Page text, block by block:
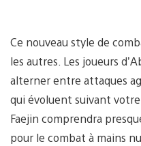
Ce nouveau style de
les autres. Les joueurs
alterner entre attaques
qui évoluent suivant
Faejin comprendra
pour le combat à mains